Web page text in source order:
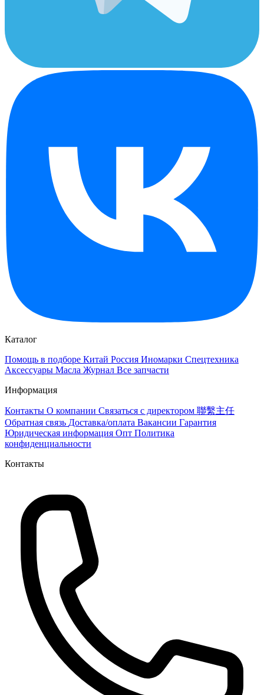
Каталог
Помощь в подборе Китай Россия Иномарки Спецтехника
Аксессуары Масла Журнал Все запчасти
Информация
Контакты О компании Связаться с директором 聯繫主任
Обратная связь Доставка/оплата Вакансии Гарантия
Юридическая информация Опт Политика
конфиденциальности
Контакты